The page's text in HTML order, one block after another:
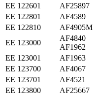
ЕЕ 122601
AF25897
ЕЕ 122801
AF4589
ЕЕ 122810
AF4905M
ЕЕ 123000
AF4840
AF1962
ЕЕ 123001
AF1963
ЕЕ 123700
AF4067
ЕЕ 123701
AF4521
ЕЕ 123800
AF25667